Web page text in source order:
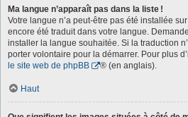
Ma langue n’apparaît pas dans la liste !
Votre langue n’a peut-être pas été installée
encore été traduit dans votre langue.
installer la langue souhaitée. Si la traduction
porter volontaire pour la démarrer. Pour plus
le site web de phpBB
® (en anglais).
Haut